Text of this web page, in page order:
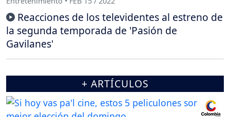
Reacciones de los televidentes al estreno de
la segunda temporada de 'Pasión de
Gavilanes'
+ ARTÍCULOS